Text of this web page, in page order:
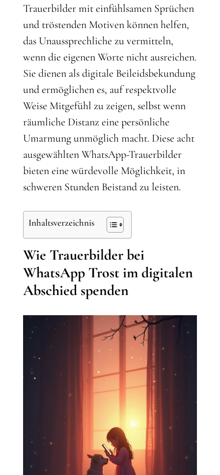
Trauerbilder mit einfühlsamen Sprüchen
und tröstenden Motiven können helfen,
das Unaussprechliche zu vermitteln,
wenn die eigenen Worte nicht ausreichen.
Sie dienen als digitale Beileidsbekundung
und ermöglichen es, auf respektvolle
Weise Mitgefühl zu zeigen, selbst wenn
räumliche Distanz eine persönliche
Umarmung unmöglich macht. Diese acht
ausgewählten WhatsApp-Trauerbilder
bieten eine würdevolle Möglichkeit, in
schweren Stunden Beistand zu leisten.
Inhaltsverzeichnis
Wie Trauerbilder bei
WhatsApp Trost im digitalen
Abschied spenden